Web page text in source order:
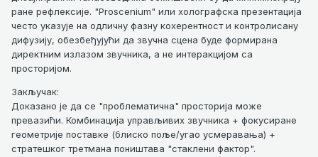
ране рефлексије. "Proscenium" или холографска презентација
често указује на одличну фазну кохерентност и контролисану
дифузију, обезбеђујући да звучна сцена буде формирана
директним излазом звучника, а не интеракцијом са
просторијом.
Закључак:
Доказанo је да се "проблематична" просторија може
превазићи. Комбинација управљивих звучника + фокусиране
геометрије поставке (блиско поље/угао усмеравања) +
стратешког третмана поништава "стаклени фактор".